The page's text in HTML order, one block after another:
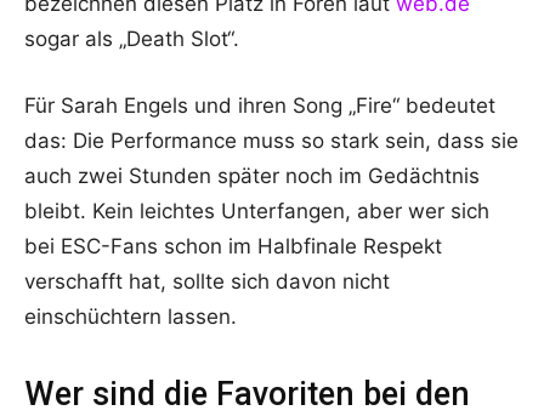
sogar als „Death Slot“.
Für Sarah Engels und ihren Song „Fire“ bedeutet
das: Die Performance muss so stark sein, dass sie
auch zwei Stunden später noch im Gedächtnis
bleibt. Kein leichtes Unterfangen, aber wer sich
bei ESC-Fans schon im Halbfinale Respekt
verschafft hat, sollte sich davon nicht
einschüchtern lassen.
Wer sind die Favoriten bei den